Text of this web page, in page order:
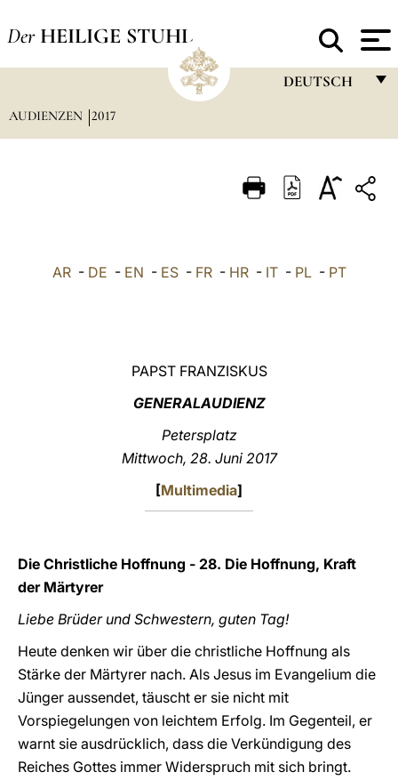
Der HEILIGE STUHL
DEUTSCH
ITALIANO
AUDIENZEN 2017
AR- DE - EN - ES- FR- HR- IT- PL- PT
PAPST FRANZISKUS
GENERALAUDIENZ
Petersplatz
Mittwoch, 28. Juni 2017
[Multimedia]
Die Christliche Hoffnung - 28. Die Hoffnung, Kraft
der Märtyrer
Liebe Brüder und Schwestern, guten Tag!
Heute denken wir über die christliche Hoffnung als
Stärke der Märtyrer nach. Als Jesus im Evangelium die
Jünger aussendet, täuscht er sie nicht mit
Vorspiegelungen von leichtem Erfolg. Im Gegenteil, er
warnt sie ausdrücklich, dass die Verkündigung des
Reiches Gottes immer Widerspruch mit sich bringt.